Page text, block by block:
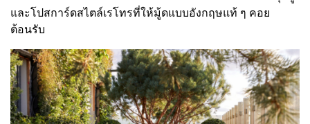
และโปสการ์ดสไตล์เรโทรที่ให้มู้ดแบบอังกฤษแท้ ๆ คอย
ต้อนรับ